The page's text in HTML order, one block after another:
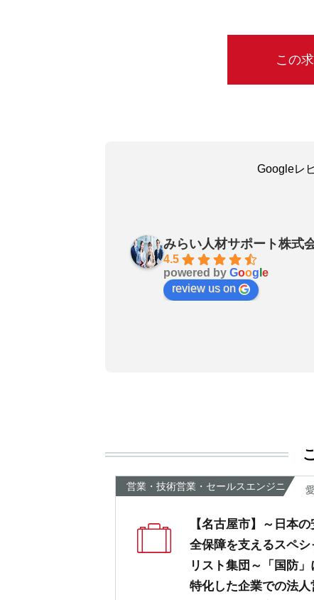
この
Googleレ
みらい人材サポート株式
4.5
powered byGoog le
review us on
お陰で無事に転職成功しました
良いエージェントです〜転職さ
非おすすめします！
営業・技術営業・セールスエンジニ
【名古屋市】～日本の
全保障を支えるスペシ
リスト集団～「国防」
特化した企業での法人